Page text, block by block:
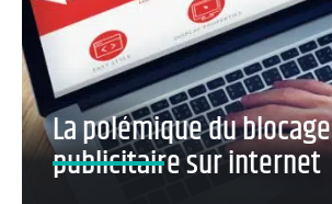
La polémique du blocage
publicitaire sur internet